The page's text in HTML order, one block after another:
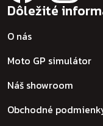
Dôležité
O nás
Moto GP simulátor
Náš showroom
Obchodné